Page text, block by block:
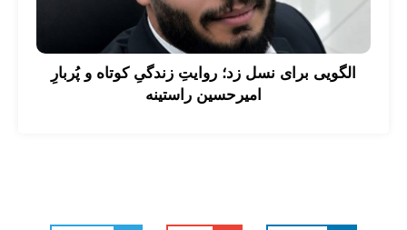
الگویی برای نسل زد؛ روایتِ زندگیِ کوتاه و پُربارِ
امیرحسین راستینه